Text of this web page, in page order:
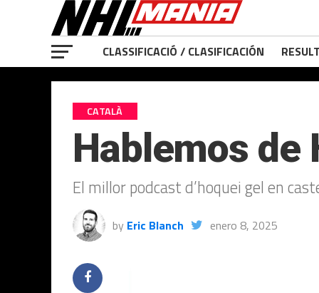
CLASSIFICACIÓ / CLASIFICACIÓN
CATALÀ
Hablemos de
El millor podcast d’hoquei gel en
by Eric Blanch enero 8, 2025